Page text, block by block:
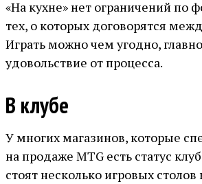
«На кухне» нет ограничений по
тех, о которых договорятся
Играть можно чем угодно,
удовольствие от процесса.
В клубе
У многих магазинов, которые
на продаже MTG есть статус
стоят несколько игровых столов